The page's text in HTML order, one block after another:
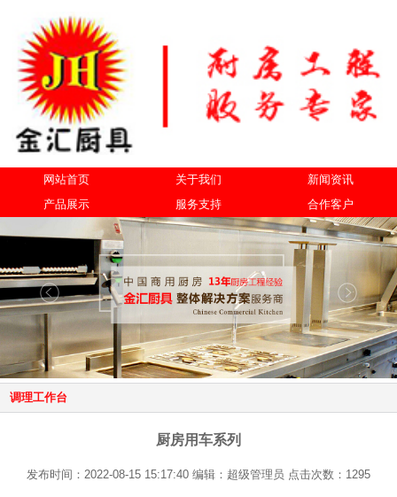
网站首页 关于我们
新闻资讯
产品展示
服务支持 合作客户
调理工作台
厨房用车系列
发布时间：2022-08-15 15:17:40 编辑：超级管理员 点击次数：1295